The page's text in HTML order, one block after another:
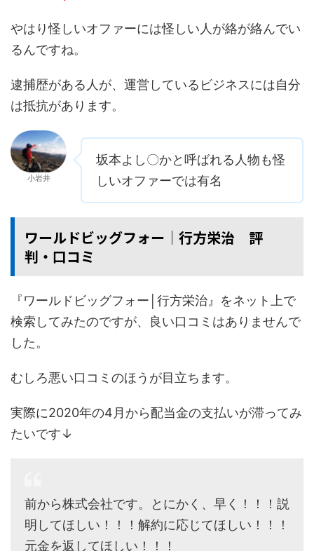
やはり怪しいオファーには怪しい人が絡が絡んでい
るんですね。
逮捕歴がある人が、運営しているビジネスには自分
は抵抗があります。
小岩井
坂本よし〇かと呼ばれる人物も怪
しいオファーでは有名
ワールドビッグフォー│行方栄治 評
判・口コミ
『ワールドビッグフォー│行方栄治』をネット上で
検索してみたのですが、良い口コミはありませんで
した。
むしろ悪い口コミのほうが目立ちます。
実際に2020年の4月から配当金の支払いが滞ってみ
たいです↓
前から株式会社です。とにかく、早く！！！説
明してほしい！！！解約に応じてほしい！！！
元金を返してほしい！！！